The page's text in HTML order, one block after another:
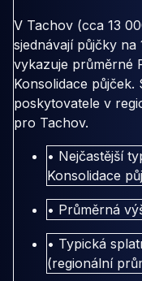
V Tachov (cca 13
sjednávají půjčky na
vykazuje průměrné
Konsolidace
poskytovatele v
pro Tachov.
• Nejčastější
Konsolidace
• Průměrná
• Typická
(regionální